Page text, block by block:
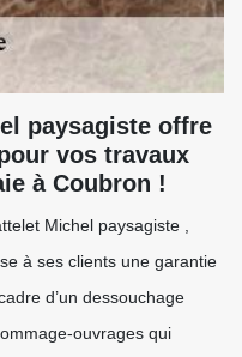
paysagiste offre
vos travaux
à Coubron !
Michel paysagiste ,
à ses clients une garantie
d’un dessouchage
ouvrages qui